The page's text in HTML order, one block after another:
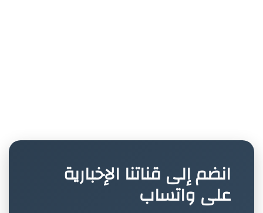
انضم إلى قناتنا الإخبارية
على واتساب